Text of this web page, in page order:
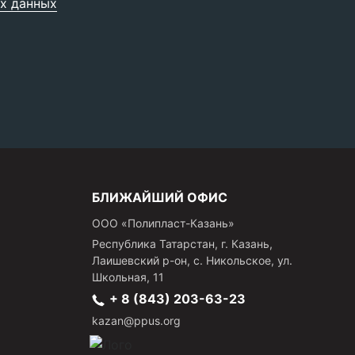
данных
БЛИЖАЙШИЙ ОФИС
ООО «Полипласт-Казань»
Республика Татарстан, г. Казань,
Лаишевский р-он, с. Никольское, ул.
Школьная, 11
+ 8 (843) 203-63-23
kazan@ppus.org